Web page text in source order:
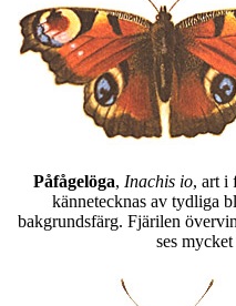
Påfågelöga, Inachis io, art i
kännetecknas av tydliga
bakgrundsfärg. Fjärilen
ses